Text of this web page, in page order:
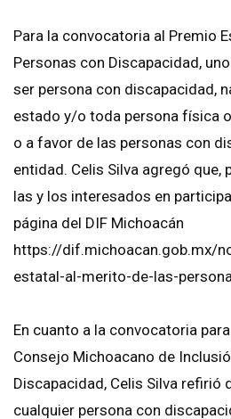
Para la convocatoria al Premio
Personas con Discapacidad,
ser persona con discapacidad,
estado y/o toda persona física
o a favor de las personas con
entidad. Celis Silva agregó que,
las y los interesados en
página del DIF Michoacán
https://dif.michoacan.gob.mx/
estatal-al-merito-de-las-
En cuanto a la convocatoria
Consejo Michoacano de
Discapacidad, Celis Silva refirió
cualquier persona con